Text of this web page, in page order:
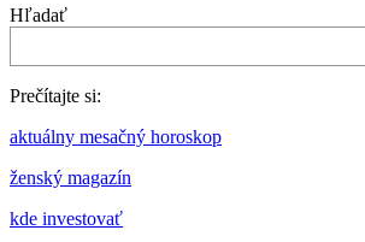
Hľadať
Prečítajte si:
aktuálny mesačný horoskop
ženský magazín
kde investovať